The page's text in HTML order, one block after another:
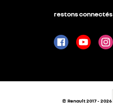
restons connectés
© Renault 2017 - 2026